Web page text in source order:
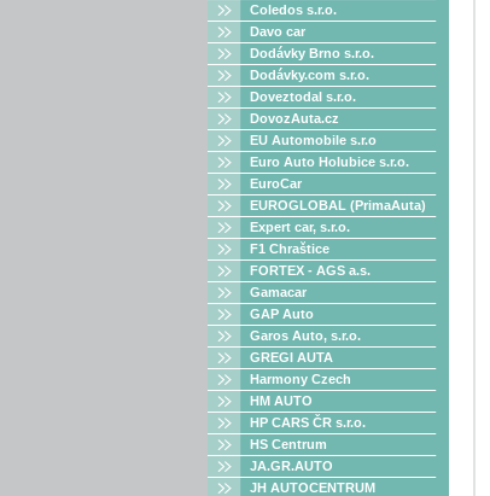
Coledos s.r.o.
Davo car
Dodávky Brno s.r.o.
Dodávky.com s.r.o.
Doveztodal s.r.o.
DovozAuta.cz
EU Automobile s.r.o
Euro Auto Holubice s.r.o.
EuroCar
EUROGLOBAL (PrimaAuta)
Expert car, s.r.o.
F1 Chraštice
FORTEX - AGS a.s.
Gamacar
GAP Auto
Garos Auto, s.r.o.
GREGI AUTA
Harmony Czech
HM AUTO
HP CARS ČR s.r.o.
HS Centrum
JA.GR.AUTO
JH AUTOCENTRUM